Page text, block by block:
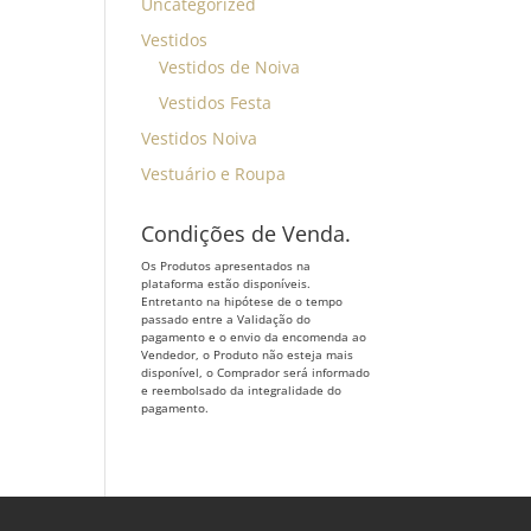
Vestidos
Vestidos de Noiva
Vestidos Festa
Vestidos Noiva
Vestuário e Roupa
Condições de Venda.
Os Produtos apresentados na
plataforma estão disponíveis.
Entretanto na hipótese de o tempo
passado entre a Validação do
pagamento e o envio da encomenda ao
Vendedor, o Produto não esteja mais
disponível, o Comprador será informado
e reembolsado da integralidade do
pagamento.